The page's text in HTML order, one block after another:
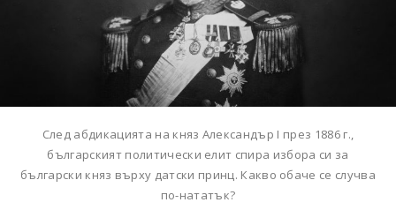
След абдикацията на княз Александър I през 1886 г.,
българският политически елит спира избора си за
български княз върху датски принц. Какво обаче се случва
по-нататък?